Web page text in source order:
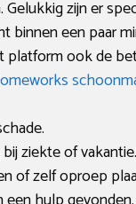
zijn er
binnen een paar
ook de
ziekte of vakantie.
of zelf oproep